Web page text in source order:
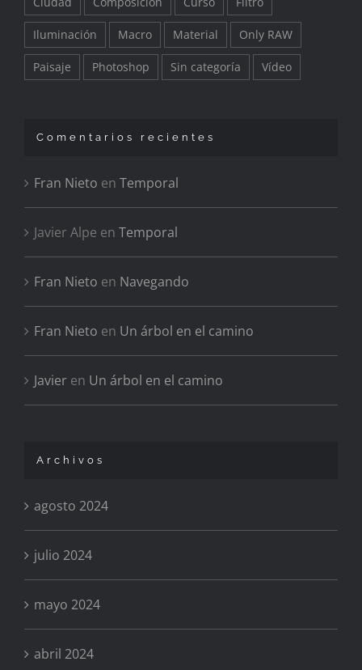
Iluminación Macro Material Only RAW
Paisaje Photoshop Sin categoría Vídeo
Comentarios recientes
Fran Nieto en Temporal
Javier Alpe en Temporal
Fran Nieto en Navegando
Fran Nieto en Un árbol en el camino
Javier en Un árbol en el camino
Archivos
agosto 2024
julio 2024
mayo 2024
abril 2024